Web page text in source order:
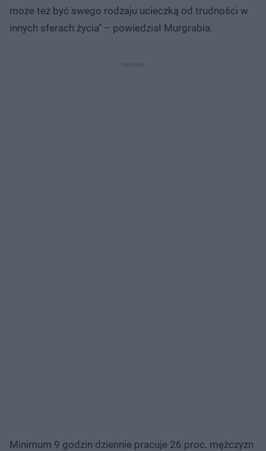
może też być swego rodzaju ucieczką od trudności w
innych sferach życia" – powiedział Murgrabia.
Minimum 9 godzin dziennie pracuje 26 proc. mężczyzn